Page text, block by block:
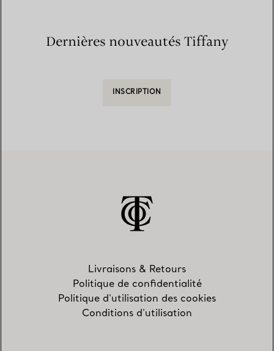
Dernières nouveautés Tiffany
INSCRIPTION
Livraisons & Retours
Politique de confidentialité
Politique d'utilisation des cookies
Conditions d'utilisation